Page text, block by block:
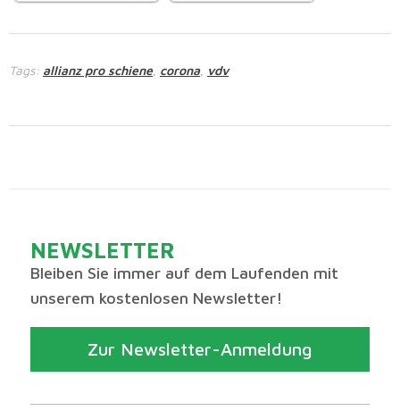
Tags: allianz pro schiene, corona, vdv
NEWSLETTER
Bleiben Sie immer auf dem Laufenden mit
unserem kostenlosen Newsletter!
Zur Newsletter-Anmeldung